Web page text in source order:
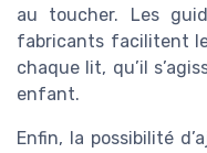
au toucher. Les
fabricants facilitent
chaque lit, qu’il
enfant.
Enfin, la possibilité